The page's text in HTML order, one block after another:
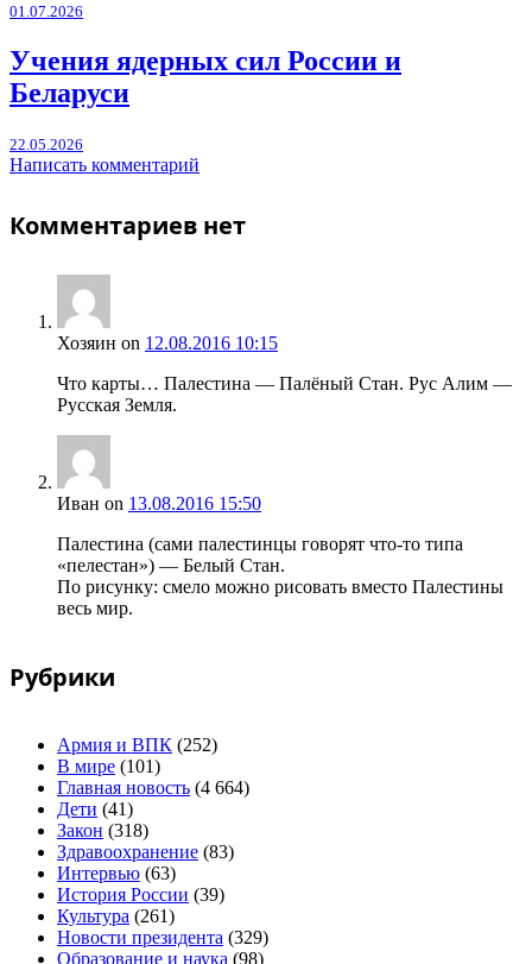
01.07.2026
Учения ядерных сил России и
Беларуси
22.05.2026
Написать комментарий
Комментариев нет
Хозяин on 12.08.2016 10:15
Что карты… Палестина — Палёный Стан. Рус Алим —
Русская Земля.
Иван on 13.08.2016 15:50
Палестина (сами палестинцы говорят что-то типа
«пелестан») — Белый Стан.
По рисунку: смело можно рисовать вместо Палестины
весь мир.
Рубрики
Армия и ВПК (252)
В мире (101)
Главная новость (4 664)
Дети (41)
Закон (318)
Здравоохранение (83)
Интервью (63)
История России (39)
Культура (261)
Новости президента (329)
Образование и наука (98)